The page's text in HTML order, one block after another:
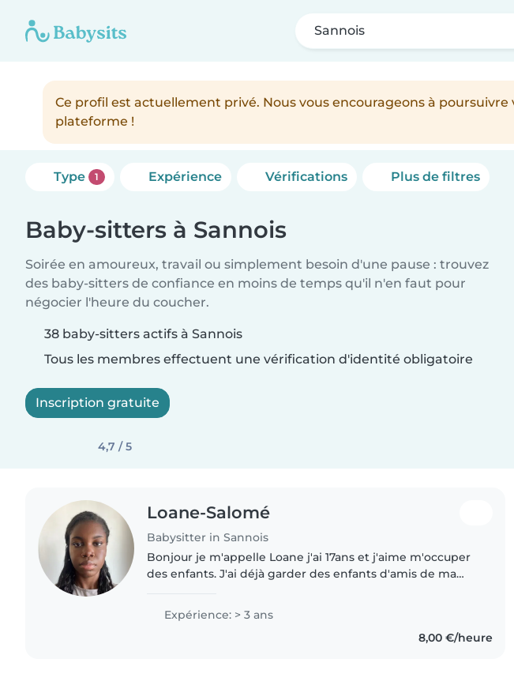
Sannois
Ce profil est actuellement privé. Nous vous encourageons à
plateforme !
Type 1 Expérience Vérifications Plus de filtres
Baby-sitters à Sannois
Soirée en amoureux, travail ou simplement besoin d'une pause : trouvez
des baby-sitters de confiance en moins de temps qu'il n'en faut pour
négocier l'heure du coucher.
38 baby-sitters actifs à Sannois
Tous les membres effectuent une vérification d'identité obligatoire
Inscription gratuite
4,7 / 5
Loane-Salomé
Babysitter in Sannois
Bonjour je m'appelle Loane j'ai 17ans et j'aime m'occuper
des enfants. J'ai déjà garder des enfants d'amis de ma
école primaire..
Expérience: > 3 ans
8,00 €/heure